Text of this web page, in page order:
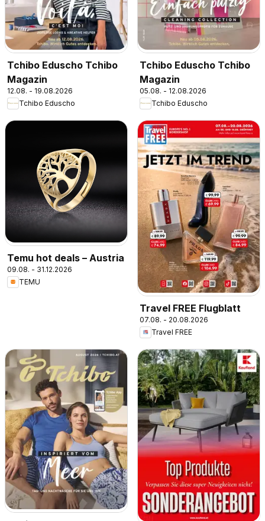
Tchibo Eduscho Tchibo
Magazin
12.08. - 19.08.2026
Tchibo Eduscho
Tchibo Eduscho Tchibo
Magazin
05.08. - 12.08.2026
Tchibo Eduscho
Temu hot deals – Austria
09.08. - 31.12.2026
TEMU
Travel FREE Flugblatt
07.08. - 20.08.2026
Travel FREE